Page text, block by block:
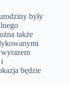
były
także
będzie